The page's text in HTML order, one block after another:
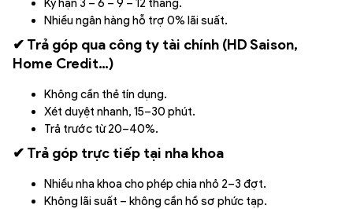
Kỳ hạn 3 – 6 – 9 – 12 tháng.
Nhiều ngân hàng hỗ trợ 0% lãi suất.
✔ Trả góp qua công ty tài chính (HD Saison,
Home Credit…)
Không cần thẻ tín dụng.
Xét duyệt nhanh, 15–30 phút.
Trả trước từ 20–40%.
✔ Trả góp trực tiếp tại nha khoa
Nhiều nha khoa cho phép chia nhỏ 2–3 đợt.
Không lãi suất – không cần hồ sơ phức tạp.